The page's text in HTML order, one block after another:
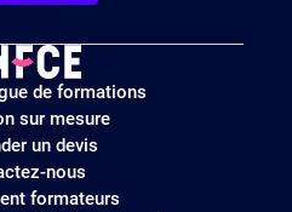
Logo
sitede formations
sur mesure
un devis
nous
formateurs